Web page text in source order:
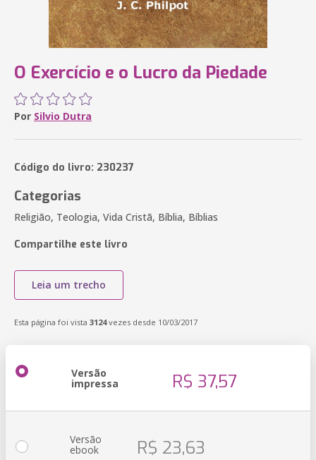
O Exercício e o Lucro da Piedade
Por Silvio Dutra
Código do livro: 230237
Categorias
Religião, Teologia, Vida Cristã, Bíblia, Bíblias
Compartilhe este livro
Leia um trecho
Esta página foi vista 3124vezes desde 10/03/2017
Versão
impressa R$ 37,57
Versão
ebook R$ 23,63